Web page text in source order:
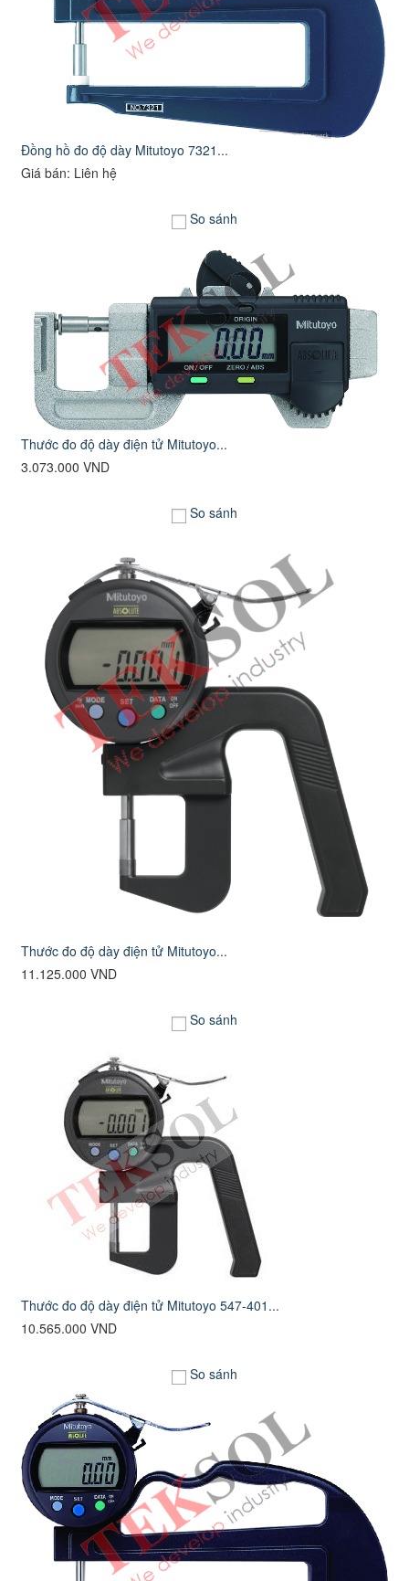
Đồng hồ đo độ dày Mitutoyo 7321...
Giá bán: Liên hệ
So sánh
Thước đo độ dày điện tử Mitutoyo...
3.073.000 VND
So sánh
Thước đo độ dày điện tử Mitutoyo...
11.125.000 VND
So sánh
Thước đo độ dày điện tử Mitutoyo 547-401...
10.565.000 VND
So sánh